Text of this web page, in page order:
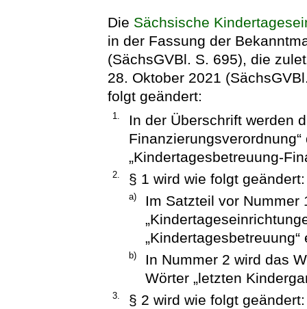
Die Sächsische
in der Fassung der
(SächsGVBl. S. 695), die
28. Oktober 2021
folgt geändert:
1.
In der Überschrift werden
„Kindertagesbetreuung-
2. § 1 wird wie folgt geändert:
a)
Im Satzteil vor Nummer
„Kindertagesbetreuung“
b)
In Nummer 2 wird das
Wörter „letzten
3. § 2 wird wie folgt geändert: